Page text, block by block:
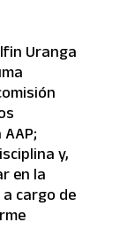
Uranga
y,
en la
cargo de